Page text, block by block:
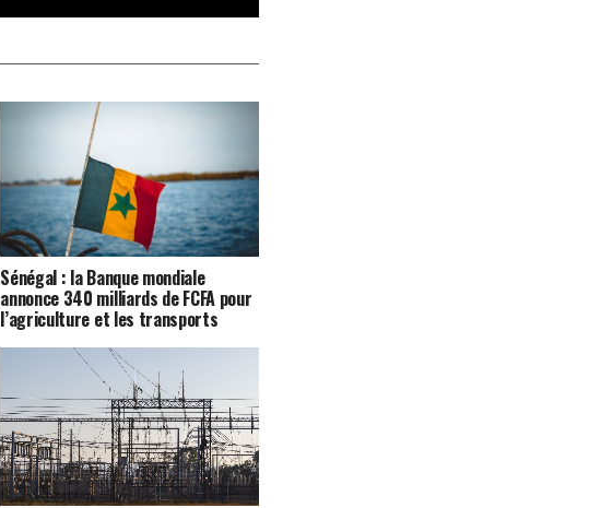
Sénégal : la Banque mondiale
annonce 340 milliards de FCFA pour
l’agriculture et les transports